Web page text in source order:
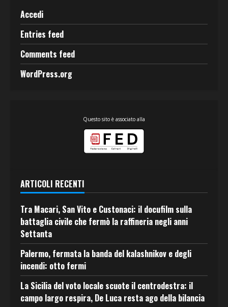
Accedi
Entries feed
Comments feed
WordPress.org
Questo sito è associato alla
ARTICOLI RECENTI
Tra Macari, San Vito e Custonaci: il docufilm sulla
battaglia civile che fermò la raffineria negli anni
Settanta
Palermo, fermata la banda del kalashnikov e degli
incendi: otto fermi
La Sicilia del voto locale scuote il centrodestra: il
campo largo respira, De Luca resta ago della bilancia